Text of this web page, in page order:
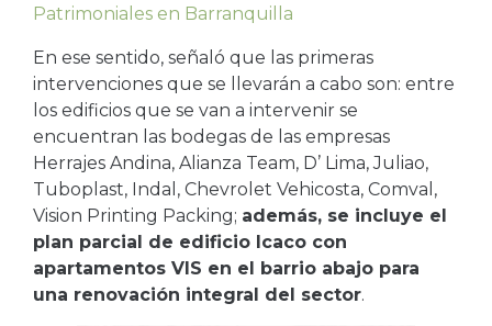
Patrimoniales en Barranquilla
En ese sentido, señaló que las primeras
intervenciones que se llevarán a cabo son: entre
los edificios que se van a intervenir se
encuentran las bodegas de las empresas
Herrajes Andina, Alianza Team, D’ Lima, Juliao,
Tuboplast, Indal, Chevrolet Vehicosta, Comval,
Vision Printing Packing; además, se incluye el
plan parcial de edificio Icaco con
apartamentos VIS en el barrio abajo para
una renovación integral del sector.